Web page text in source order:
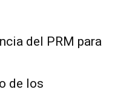
del PRM para
de los